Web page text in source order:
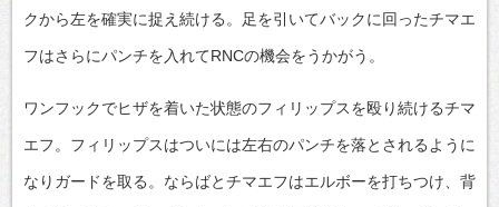
クから左を確実に捉え続ける。足を引いてバックに回ったチマエ
フはさらにパンチを入れてRNCの機会をうかがう。
ワンフックでヒザを着いた状態のフィリップスを殴り続けるチマ
エフ。フィリップスはついには左右のパンチを落とされるように
なりガードを取る。ならばとチマエフはエルボーを打ちつけ、背